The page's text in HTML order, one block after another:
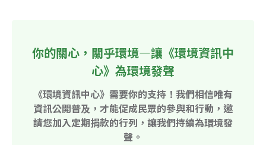
你的關心，關乎環境—讓《環境資訊中
心》為環境發聲
《環境資訊中心》需要你的支持！我們相信唯有
資訊公開普及，才能促成民眾的參與和行動，邀
請您加入定期捐款的行列，讓我們持續為環境發
聲。